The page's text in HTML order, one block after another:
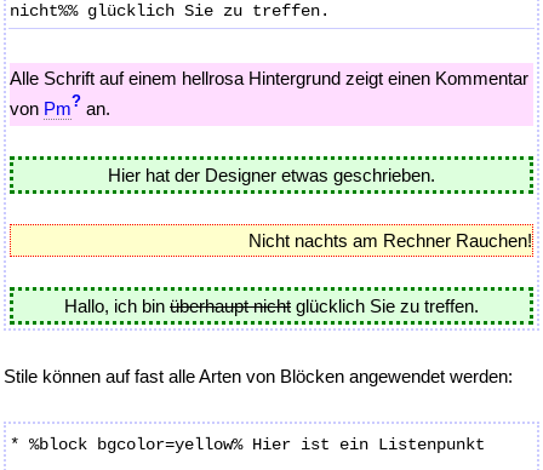
nicht%% glücklich Sie zu treffen.
Alle Schrift auf einem hellrosa Hintergrund zeigt einen Kommentar
von Pm? an.
Hier hat der Designer etwas geschrieben.
Nicht nachts am Rechner Rauchen!
Hallo, ich bin überhaupt nicht glücklich Sie zu treffen.
Stile können auf fast alle Arten von Blöcken angewendet werden:
* %block bgcolor=yellow% Hier ist ein Listenpunkt